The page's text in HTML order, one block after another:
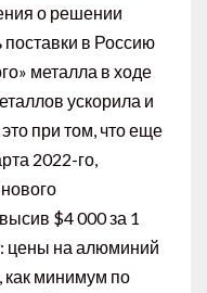
о решении
поставки в Россию
металла в ходе
ускорила и
при том, что еще
2022-го,
$4 000 за 1
цены на алюминий
как минимум по